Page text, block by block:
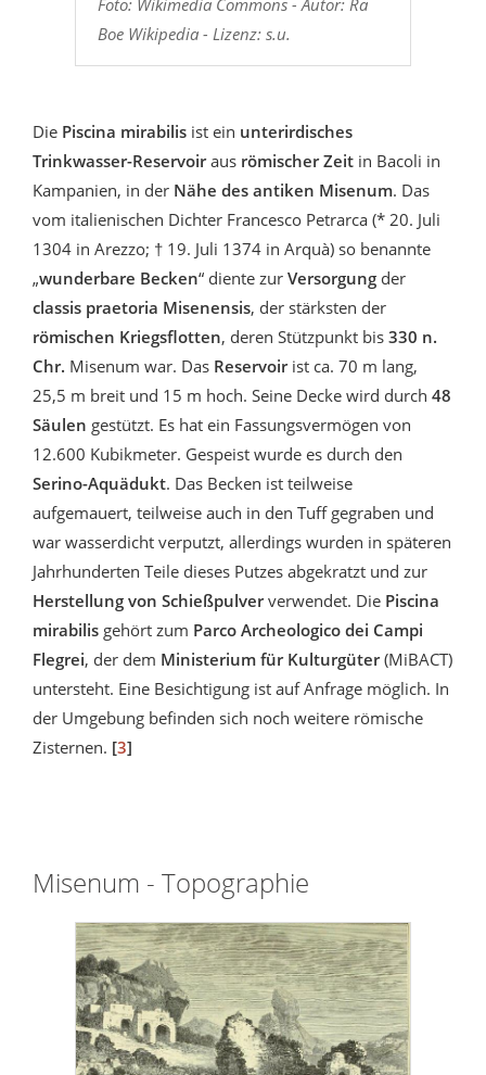
Boe Wikipedia - Lizenz: s.u.
Die Piscina mirabilis ist ein unterirdisches
Trinkwasser-Reservoiraus römischer Zeit in Bacoli in
Kampanien, in der Nähe des antiken Misenum. Das
vom italienischen Dichter Francesco Petrarca (* 20. Juli
1304 in Arezzo; † 19. Juli 1374 in Arquà) so benannte
„wunderbare Becken“ diente zur Versorgung der
classis praetoria Misenensis, der stärksten der
römischen Kriegsflotten, deren Stützpunkt bis 330 n.
Chr. Misenum war. Das Reservoirist ca. 70 m lang,
25,5 m breit und 15 m hoch. Seine Decke wird durch 48
Säulen gestützt. Es hat ein Fassungsvermögen von
12.600 Kubikmeter. Gespeist wurde es durch den
Serino-Aquädukt. Das Becken ist teilweise
aufgemauert, teilweise auch in den Tuff gegraben und
war wasserdicht verputzt, allerdings wurden in späteren
Jahrhunderten Teile dieses Putzes abgekratzt und zur
Herstellung von Schießpulververwendet. Die Piscina
mirabilis gehört zum Parco Archeologico dei Campi
Flegrei, der dem Ministerium für Kulturgüter(MiBACT)
untersteht. Eine Besichtigung ist auf Anfrage möglich. In
der Umgebung befinden sich noch weitere römische
Zisternen. [3]
Misenum - Topographie